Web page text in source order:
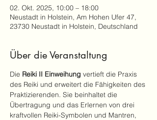
02. Okt. 2025, 10:00 – 18:00
Neustadt in Holstein, Am Hohen Ufer 47,
23730 Neustadt in Holstein, Deutschland
Über die Veranstaltung
Die Reiki II Einweihung vertieft die Praxis
des Reiki und erweitert die Fähigkeiten des
Praktizierenden. Sie beinhaltet die
Übertragung und das Erlernen von drei
kraftvollen Reiki-Symbolen und Mantren,